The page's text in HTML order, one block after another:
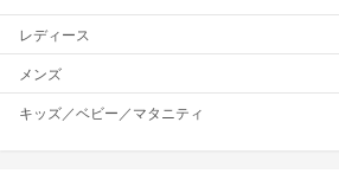
レディース
メンズ
キッズ／ベビー／マタニティ